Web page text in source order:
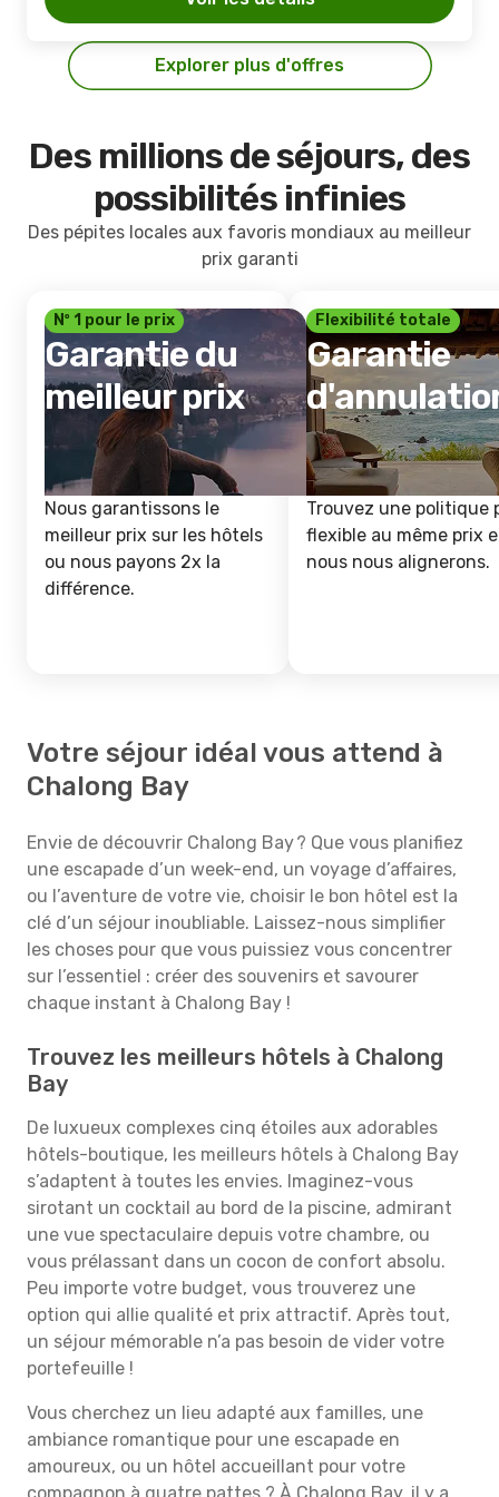
Explorer plus d'offres
Des millions de séjours, des
possibilités infinies
Des pépites locales aux favoris mondiaux au meilleur
prix garanti
Nº 1 pour le prix
Garantie du
meilleur prix
Nous garantissons le
meilleur prix sur les hôtels
ou nous payons 2x la
différence.
Flexibilité totale
Garantie
Trouvez une politique
flexible au même prix
nous nous alignerons.
Votre séjour idéal vous attend à
Chalong Bay
Envie de découvrir Chalong Bay ? Que vous planifiez
une escapade d’un week-end, un voyage d’affaires,
ou l’aventure de votre vie, choisir le bon hôtel est la
clé d’un séjour inoubliable. Laissez-nous simplifier
les choses pour que vous puissiez vous concentrer
sur l’essentiel : créer des souvenirs et savourer
chaque instant à Chalong Bay !
Trouvez les meilleurs hôtels à Chalong
Bay
De luxueux complexes cinq étoiles aux adorables
hôtels-boutique, les meilleurs hôtels à Chalong Bay
s’adaptent à toutes les envies. Imaginez-vous
sirotant un cocktail au bord de la piscine, admirant
une vue spectaculaire depuis votre chambre, ou
vous prélassant dans un cocon de confort absolu.
Peu importe votre budget, vous trouverez une
option qui allie qualité et prix attractif. Après tout,
un séjour mémorable n’a pas besoin de vider votre
portefeuille !
Vous cherchez un lieu adapté aux familles, une
ambiance romantique pour une escapade en
amoureux, ou un hôtel accueillant pour votre